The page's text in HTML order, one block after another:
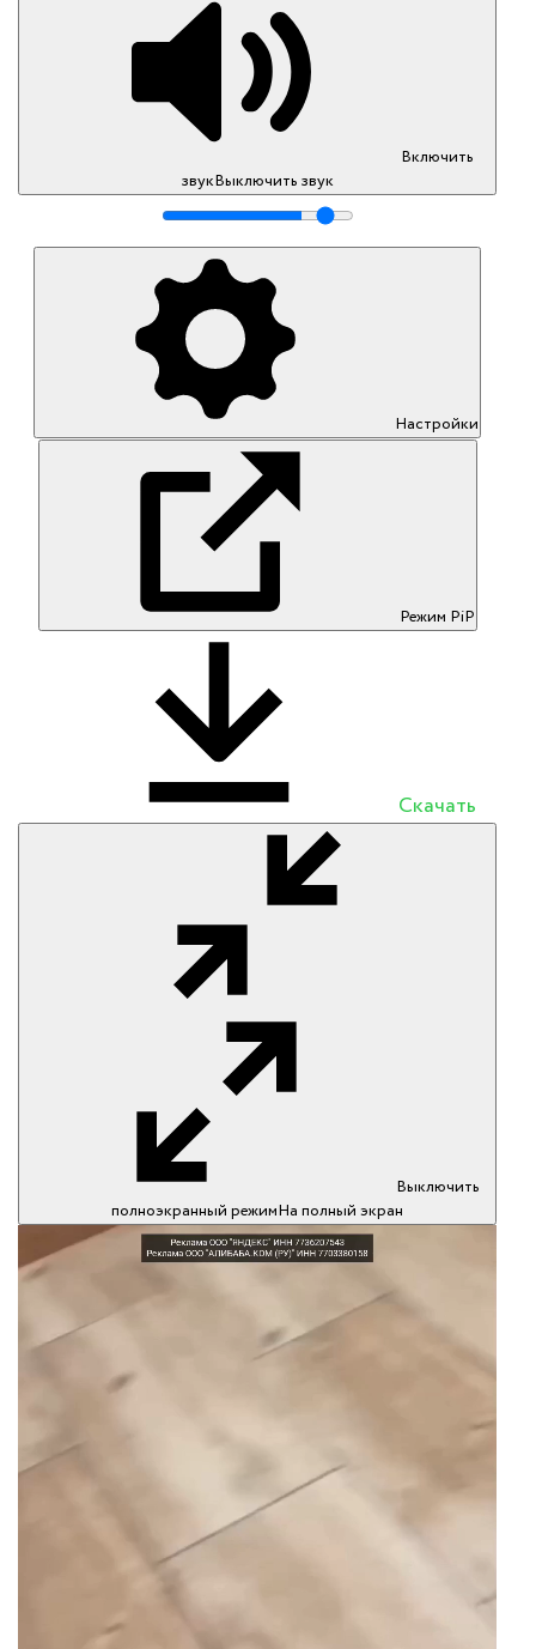
Включить
звукВыключить звук
Настройки
Режим PiP
Скачать
Выключить
полноэкранный режимНа полный экран